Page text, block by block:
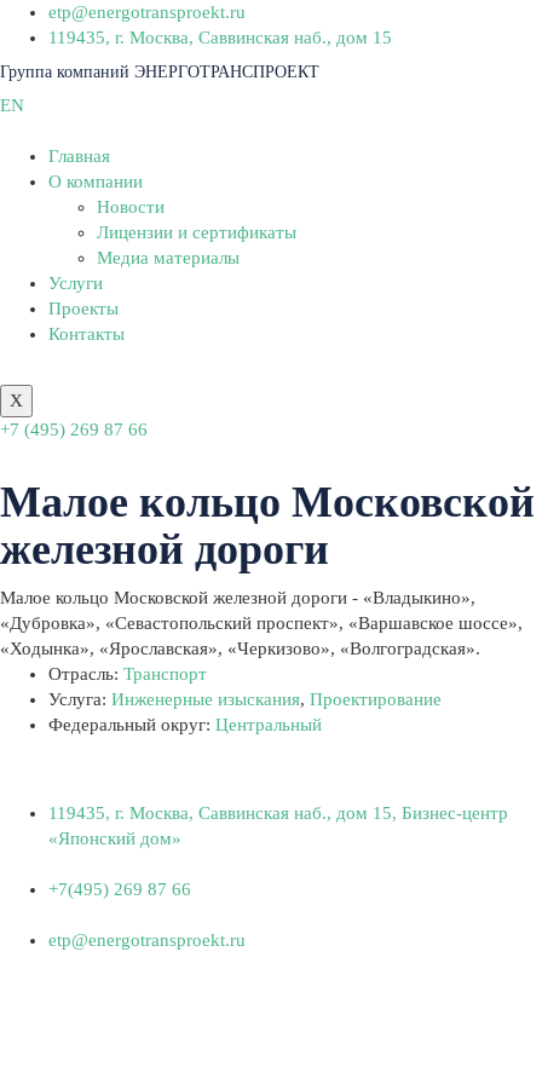
etp@energotransproekt.ru
119435, г. Москва, Саввинская наб., дом 15
Группа компаний ЭНЕРГОТРАНСПРОЕКТ
EN
Главная
О компании
Новости
Лицензии и сертификаты
Медиа материалы
Услуги
Проекты
Контакты
X
+7 (495) 269 87 66
Малое кольцо Московской
железной дороги
Малое кольцо Московской железной дороги - «Владыкино»,
«Дубровка», «Севастопольский проспект», «Варшавское шоссе»,
«Ходынка», «Ярославская», «Черкизово», «Волгоградская».
Отрасль: Транспорт
Услуга: Инженерные изыскания, Проектирование
Федеральный округ: Центральный
119435, г. Москва, Саввинская наб., дом 15, Бизнес-центр
«Японский дом»
+7(495) 269 87 66
etp@energotransproekt.ru